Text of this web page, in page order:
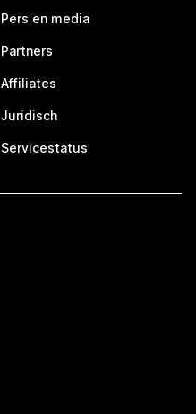
Pers en media
Partners
Affiliates
Juridisch
Servicestatus